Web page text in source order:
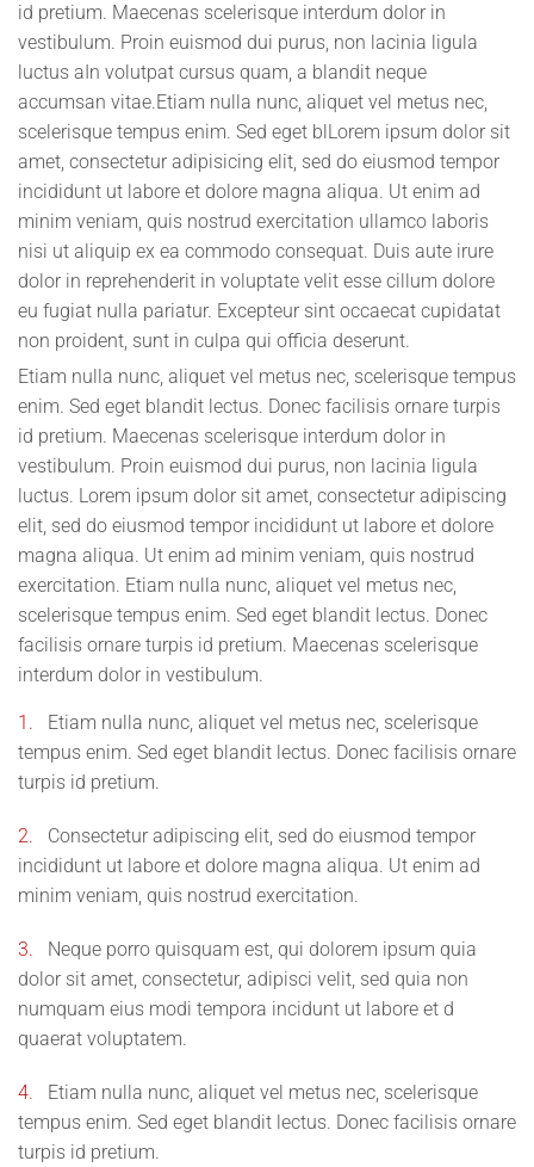
id pretium. Maecenas scelerisque interdum dolor in
vestibulum. Proin euismod dui purus, non lacinia ligula
luctus aIn volutpat cursus quam, a blandit neque
accumsan vitae.Etiam nulla nunc, aliquet vel metus nec,
scelerisque tempus enim. Sed eget blLorem ipsum dolor sit
amet, consectetur adipisicing elit, sed do eiusmod tempor
incididunt ut labore et dolore magna aliqua. Ut enim ad
minim veniam, quis nostrud exercitation ullamco laboris
nisi ut aliquip ex ea commodo consequat. Duis aute irure
dolor in reprehenderit in voluptate velit esse cillum dolore
eu fugiat nulla pariatur. Excepteur sint occaecat cupidatat
non proident, sunt in culpa qui officia deserunt.
Etiam nulla nunc, aliquet vel metus nec, scelerisque tempus
enim. Sed eget blandit lectus. Donec facilisis ornare turpis
id pretium. Maecenas scelerisque interdum dolor in
vestibulum. Proin euismod dui purus, non lacinia ligula
luctus. Lorem ipsum dolor sit amet, consectetur adipiscing
elit, sed do eiusmod tempor incididunt ut labore et dolore
magna aliqua. Ut enim ad minim veniam, quis nostrud
exercitation. Etiam nulla nunc, aliquet vel metus nec,
scelerisque tempus enim. Sed eget blandit lectus. Donec
facilisis ornare turpis id pretium. Maecenas scelerisque
interdum dolor in vestibulum.
1.
Etiam nulla nunc, aliquet vel metus nec, scelerisque
tempus enim. Sed eget blandit lectus. Donec facilisis ornare
turpis id pretium.
2. Consectetur adipiscing elit, sed do eiusmod tempor
incididunt ut labore et dolore magna aliqua. Ut enim ad
minim veniam, quis nostrud exercitation.
3.
Neque porro quisquam est, qui dolorem ipsum quia
dolor sit amet, consectetur, adipisci velit, sed quia non
numquam eius modi tempora incidunt ut labore et d
quaerat voluptatem.
4.
Etiam nulla nunc, aliquet vel metus nec, scelerisque
tempus enim. Sed eget blandit lectus. Donec facilisis ornare
turpis id pretium.